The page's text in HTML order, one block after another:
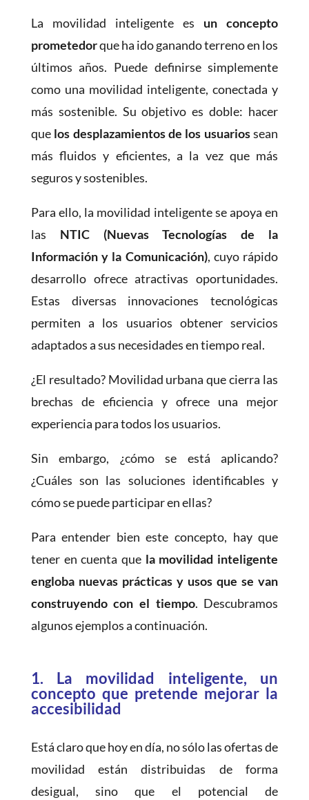
La movilidad inteligente es un concepto
prometedorque ha ido ganando terreno en los
últimos años. Puede definirse simplemente
como una movilidad inteligente, conectada y
más sostenible. Su objetivo es doble: hacer
que los desplazamientos de los usuariossean
más fluidos y eficientes, a la vez que más
seguros y sostenibles.
Para ello, la movilidad inteligente se apoya en
las NTIC (Nuevas Tecnologías de la
Información y la Comunicación), cuyo rápido
desarrollo ofrece atractivas oportunidades.
Estas diversas innovaciones tecnológicas
permiten a los usuarios obtener servicios
adaptados a sus necesidades en tiempo real.
¿El resultado? Movilidad urbana que cierra las
brechas de eficiencia y ofrece una mejor
experiencia para todos los usuarios.
Sin embargo, ¿cómo se está aplicando?
¿Cuáles son las soluciones identificables y
cómo se puede participar en ellas?
Para entender bien este concepto, hay que
tener en cuenta que la movilidad inteligente
engloba nuevas prácticas y usos que se van
construyendo con el tiempo. Descubramos
algunos ejemplos a continuación.
1. La movilidad inteligente, un
concepto que pretende mejorar la
accesibilidad
Está claro que hoy en día, no sólo las ofertas de
movilidad están distribuidas de forma
desigual, sino que el potencial de